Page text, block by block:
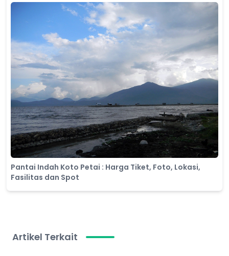
Pantai Indah Koto Petai : Harga Tiket, Foto, Lokasi,
Fasilitas dan Spot
Artikel Terkait